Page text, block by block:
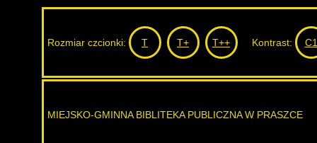
Rozmiar czcionki: T T+ T++ Kontrast: C1
MIEJSKO-GMINNA BIBLITEKA PUBLICZNA W PRASZCE